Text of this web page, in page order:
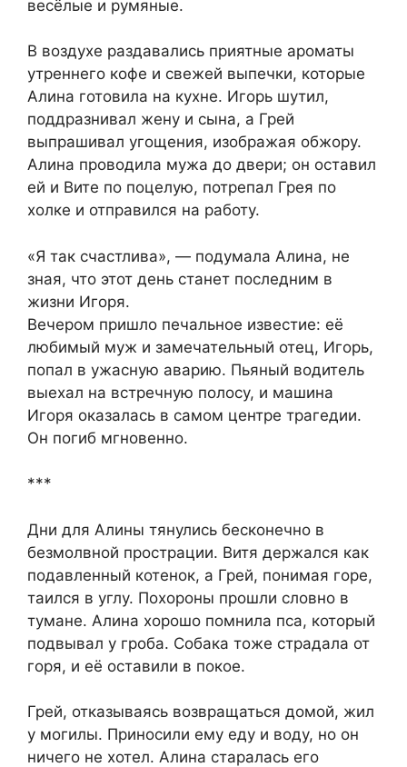
весёлые и румяные.
В воздухе раздавались приятные ароматы
утреннего кофе и свежей выпечки, которые
Алина готовила на кухне. Игорь шутил,
поддразнивал жену и сына, а Грей
выпрашивал угощения, изображая обжору.
Алина проводила мужа до двери; он оставил
ей и Вите по поцелую, потрепал Грея по
холке и отправился на работу.
«Я так счастлива», — подумала Алина, не
зная, что этот день станет последним в
жизни Игоря.
Вечером пришло печальное известие: её
любимый муж и замечательный отец, Игорь,
попал в ужасную аварию. Пьяный водитель
выехал на встречную полосу, и машина
Игоря оказалась в самом центре трагедии.
Он погиб мгновенно.
***
Дни для Алины тянулись бесконечно в
безмолвной прострации. Витя держался как
подавленный котенок, а Грей, понимая горе,
таился в углу. Похороны прошли словно в
тумане. Алина хорошо помнила пса, который
подвывал у гроба. Собака тоже страдала от
горя, и её оставили в покое.
Грей, отказываясь возвращаться домой, жил
у могилы. Приносили ему еду и воду, но он
ничего не хотел. Алина старалась его